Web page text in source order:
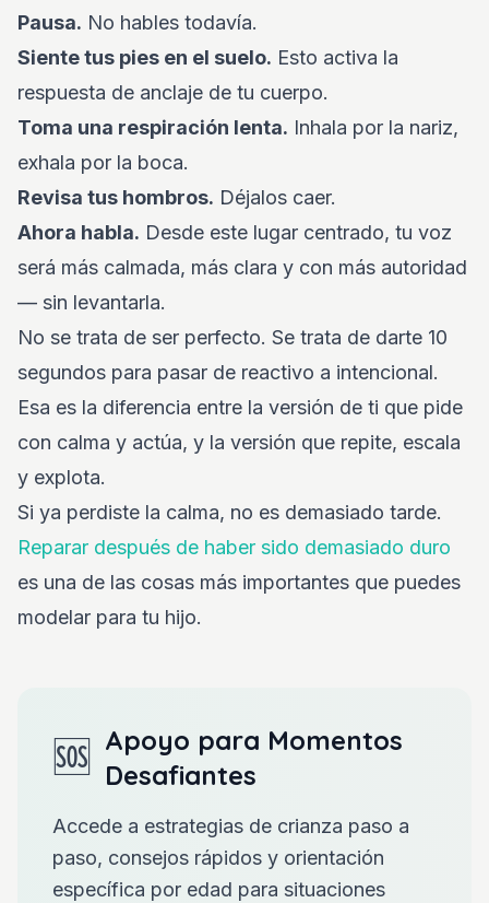
Pausa. No hables todavía.
Siente tus pies en el suelo. Esto activa la
respuesta de anclaje de tu cuerpo.
Toma una respiración lenta. Inhala por la nariz,
exhala por la boca.
Revisa tus hombros. Déjalos caer.
Ahora habla. Desde este lugar centrado, tu voz
será más calmada, más clara y con más autoridad
— sin levantarla.
No se trata de ser perfecto. Se trata de darte 10
segundos para pasar de reactivo a intencional.
Esa es la diferencia entre la versión de ti que pide
con calma y actúa, y la versión que repite, escala
y explota.
Si ya perdiste la calma, no es demasiado tarde.
Reparar después de haber sido demasiado duro
es una de las cosas más importantes que puedes
modelar para tu hijo.
🆘 Apoyo para Momentos
Desafiantes
Accede a estrategias de crianza paso a
paso, consejos rápidos y orientación
específica por edad para situaciones